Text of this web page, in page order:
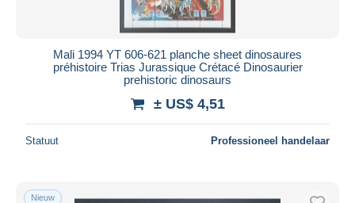
Mali 1994 YT 606-621 planche sheet dinosaures
préhistoire Trias Jurassique Crétacé Dinosaurier
prehistoric dinosaurs
± US$ 4,51
Statuut Professioneel handelaar
Nieuw